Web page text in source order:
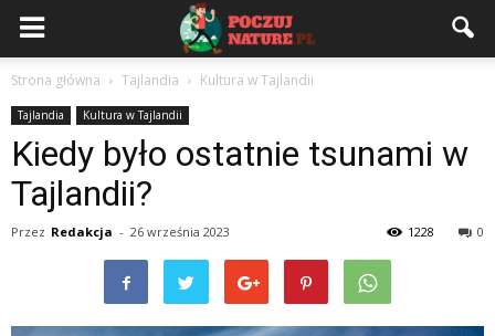
Strona główna Tajlandia Kultura w Tajlandii
Tajlandia Kultura w Tajlandii
Kiedy było ostatnie tsunami w
Tajlandii?
Przez Redakcja - 26 września 2023 0
1228